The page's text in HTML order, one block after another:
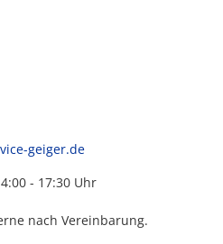
geiger.de
- 17:30 Uhr
nach Vereinbarung.